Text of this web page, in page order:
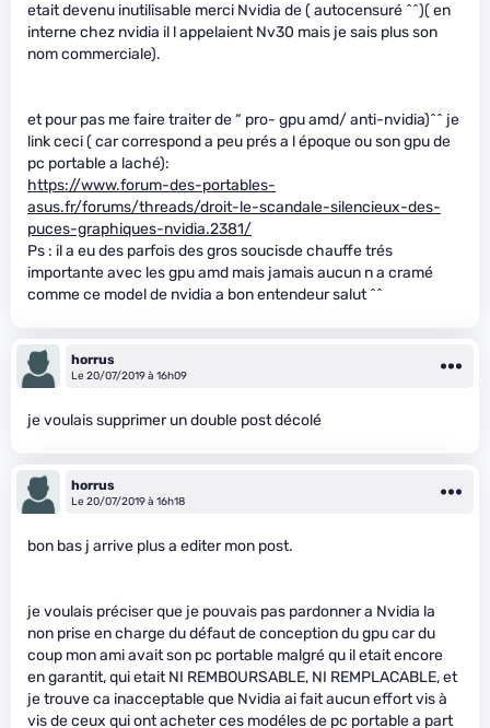
etait devenu inutilisable merci Nvidia de ( autocensuré ^^)( en
interne chez nvidia il l appelaient Nv30 mais je sais plus son
nom commerciale).
et pour pas me faire traiter de “ pro- gpu amd/ anti-nvidia)^^ je
link ceci ( car correspond a peu prés a l époque ou son gpu de
pc portable a laché):
https://www.forum-des-portables-
asus.fr/forums/threads/droit-le-scandale-silencieux-des-
puces-graphiques-nvidia.2381/
Ps : il a eu des parfois des gros soucisde chauffe trés
importante avec les gpu amd mais jamais aucun n a cramé
comme ce model de nvidia a bon entendeur salut ^^
horrus
Le 20/07/2019 à 16h09
je voulais supprimer un double post décolé
horrus
Le 20/07/2019 à 16h18
bon bas j arrive plus a editer mon post.
je voulais préciser que je pouvais pas pardonner a Nvidia la
non prise en charge du défaut de conception du gpu car du
coup mon ami avait son pc portable malgré qu il etait encore
en garantit, qui etait NI REMBOURSABLE, NI REMPLACABLE, et
je trouve ca inacceptable que Nvidia ai fait aucun effort vis à
vis de ceux qui ont acheter ces modéles de pc portable a part